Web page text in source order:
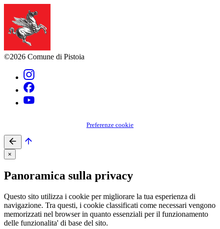
©2026 Comune di Pistoia
Preferenze cookie
×
Panoramica sulla privacy
Questo sito utilizza i cookie per migliorare la tua esperienza di
navigazione. Tra questi, i cookie classificati come necessari vengono
memorizzati nel browser in quanto essenziali per il funzionamento
delle funzionalita' di base del sito.